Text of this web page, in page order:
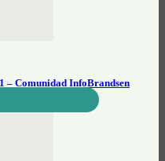
– Comunidad InfoBrandsen